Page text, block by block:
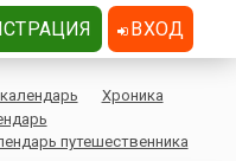
Хроника
путешественника
ВХОД